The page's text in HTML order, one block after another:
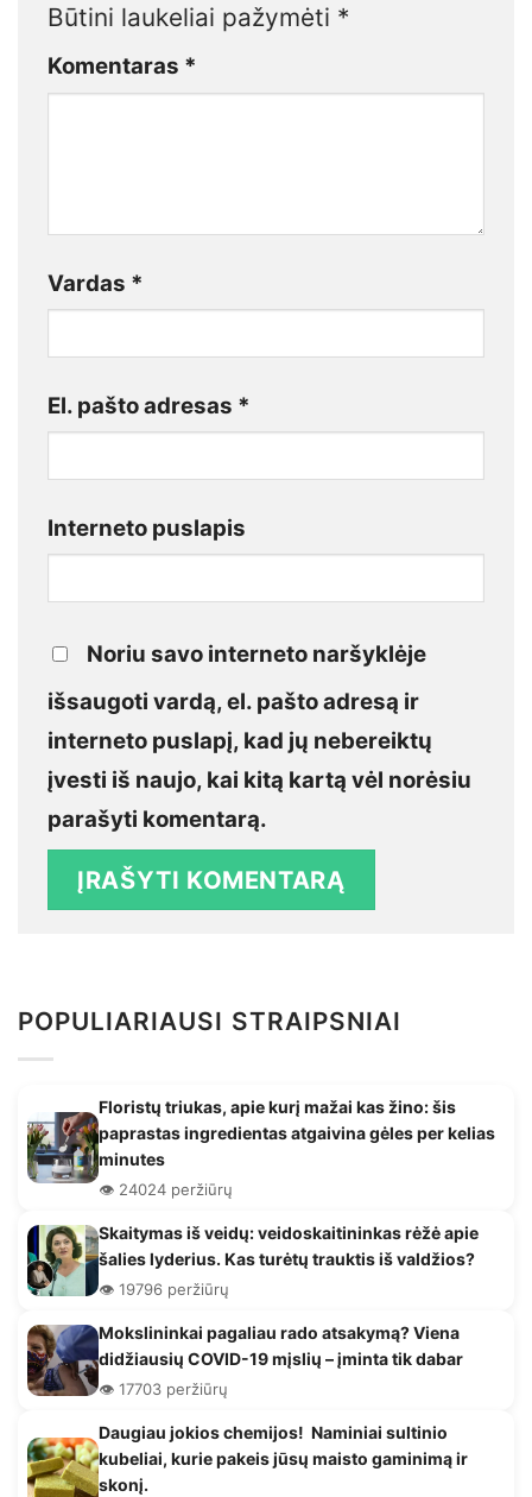
Būtini laukeliai pažymėti *
Komentaras *
Vardas *
El. pašto adresas *
Interneto puslapis
Noriu savo interneto naršyklėje
išsaugoti vardą, el. pašto adresą ir
interneto puslapį, kad jų nebereiktų
įvesti iš naujo, kai kitą kartą vėl norėsiu
parašyti komentarą.
POPULIARIAUSI STRAIPSNIAI
Floristų triukas, apie kurį mažai kas žino: šis
paprastas ingredientas atgaivina gėles per kelias
minutes
👁️ 24024 peržiūrų
Skaitymas iš veidų: veidoskaitininkas rėžė apie
šalies lyderius. Kas turėtų trauktis iš valdžios?
👁️ 19796 peržiūrų
Mokslininkai pagaliau rado atsakymą? Viena
didžiausių COVID-19 mįslių – įminta tik dabar
👁️ 17703 peržiūrų
Daugiau jokios chemijos! Naminiai sultinio
kubeliai, kurie pakeis jūsų maisto gaminimą ir
skonį.